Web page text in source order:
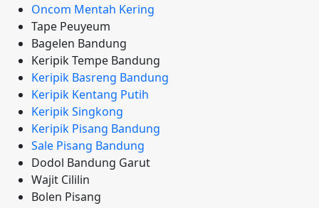
Oncom Mentah Kering
Tape Peuyeum
Bagelen Bandung
Keripik Tempe Bandung
Keripik Basreng Bandung
Keripik Kentang Putih
Keripik Singkong
Keripik Pisang Bandung
Sale Pisang Bandung
Dodol Bandung Garut
Wajit Cililin
Bolen Pisang